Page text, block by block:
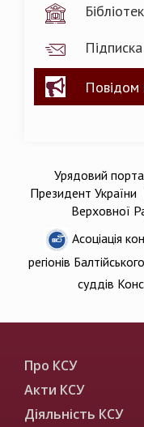
Повідом
Урядовий
Президент України
Верховної
Асоціація
регіонів
суддів
Про КСУ
Акти КСУ
Діяльність КСУ